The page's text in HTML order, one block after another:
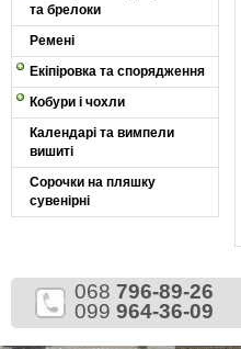
та брелоки
Ремені
Екіпіровка та спорядження
Кобури і чохли
Календарі та вимпели
вишиті
Сорочки на пляшку
сувенірні
068 796-89-26
099 964-36-09